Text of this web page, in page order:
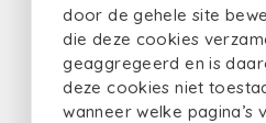
door de gehele site
die deze cookies
geaggregeerd en is
deze cookies niet
wanneer welke pagina’s